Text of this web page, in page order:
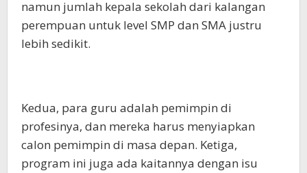
namun jumlah kepala sekolah dari kalangan
perempuan untuk level SMP dan SMA justru
lebih sedikit.
Kedua, para guru adalah pemimpin di
profesinya, dan mereka harus menyiapkan
calon pemimpin di masa depan. Ketiga,
program ini juga ada kaitannya dengan isu